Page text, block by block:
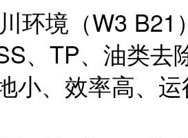
环境（W3 B21
、TP、油类去
小、效率高、